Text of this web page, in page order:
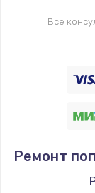
Все
Ремонт